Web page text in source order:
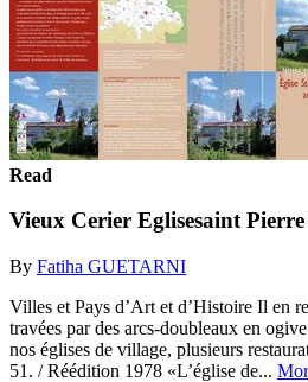
Read
Vieux Cerier Eglisesaint
By Fatiha GUETARNI
Villes et Pays d’Art et d’Histoire Il en
travées par des arcs-doubleaux en
nos églises de village, plusieurs
51. / Réédition 1978 «L’église de...